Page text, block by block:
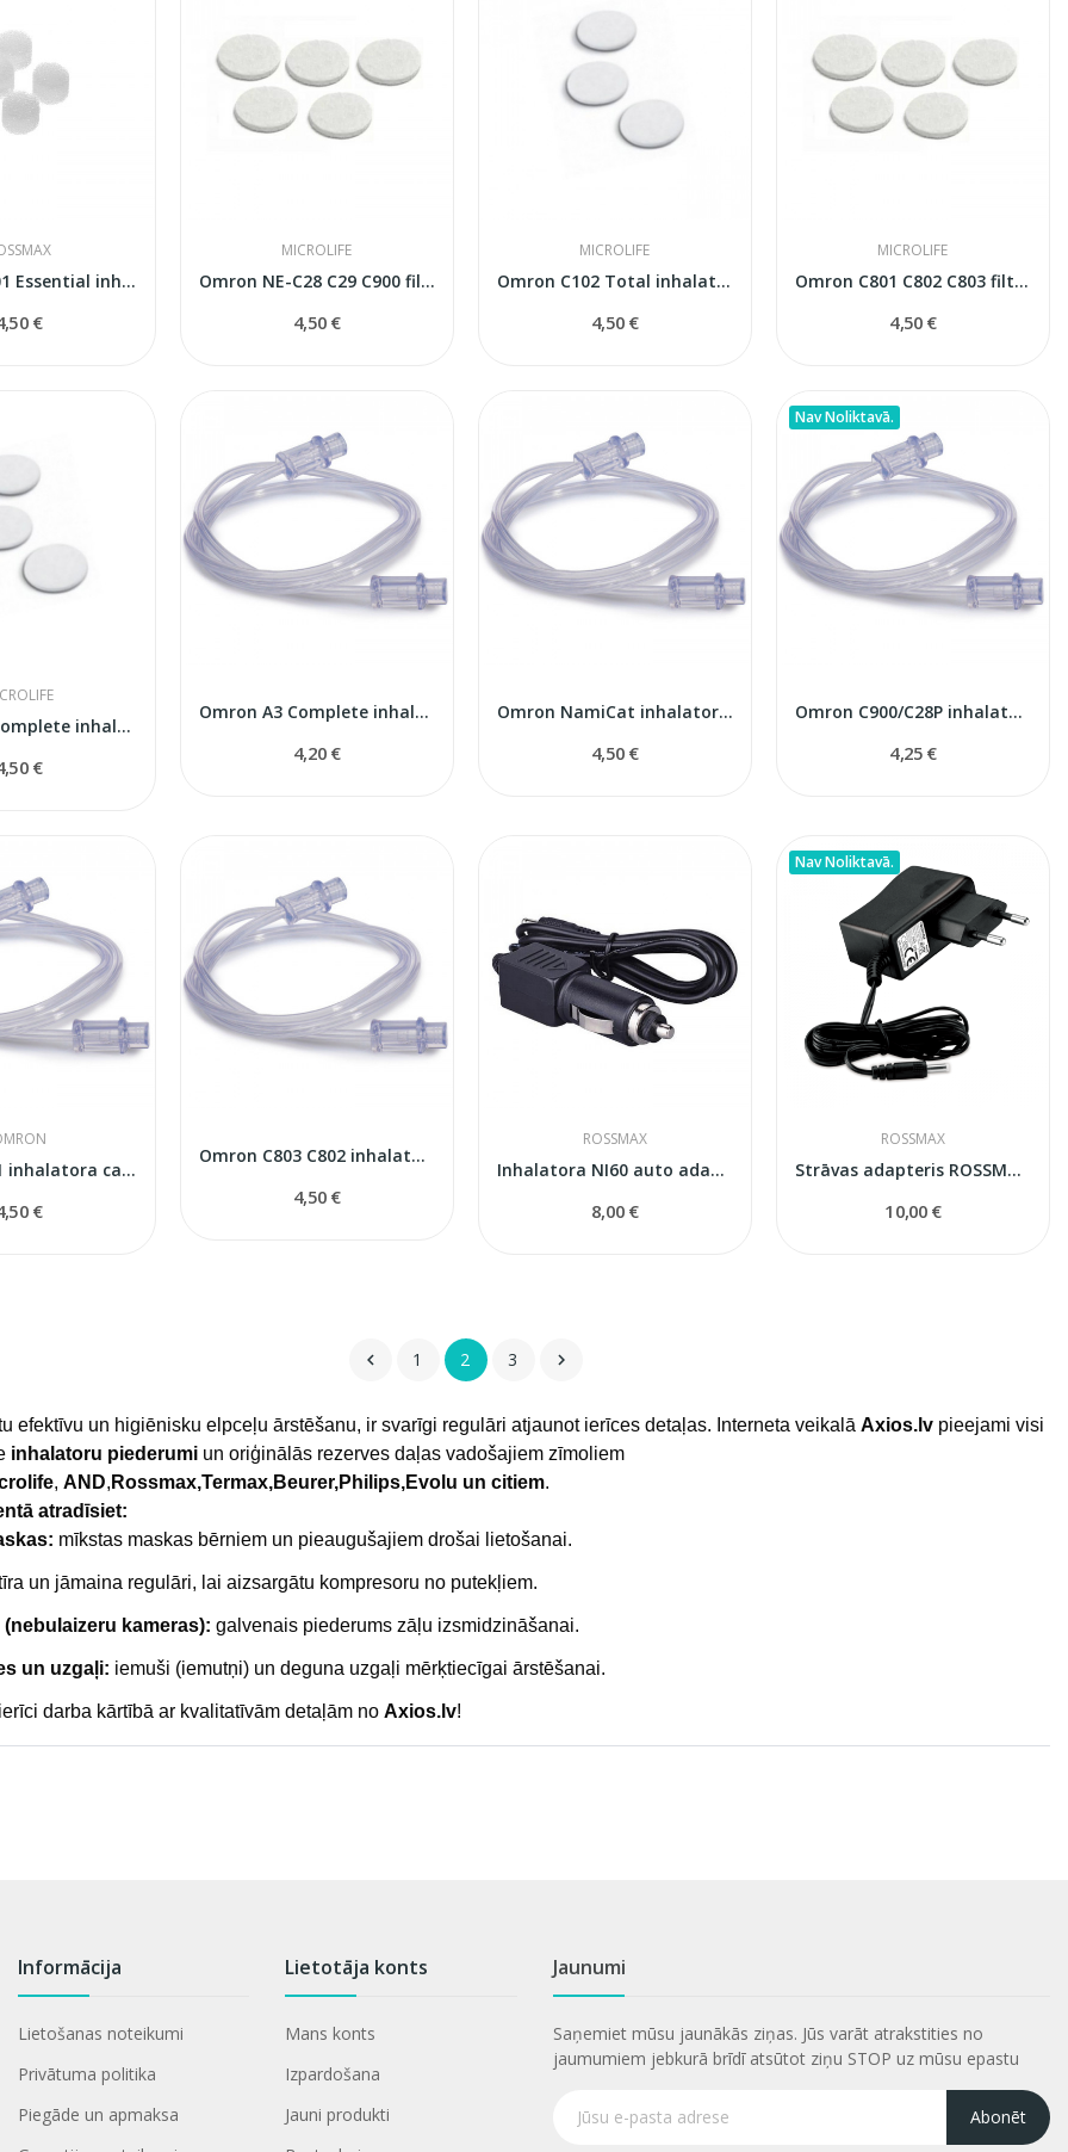
OMRON C101 Essential inhalatora filtri
€
MICROLIFE
Omron NE-C28 C29 C900 filtri inhalatoriem
4,50 €
MICROLIFE
Omron С102 Total inhalatora filtri
4,50 €
MICROLIFE
Omron C801 C802 C803 filtri inhalatoriem
4,50 €
Omron A3 Complete inhalatora filtri
€
Omron A3 Complete inhalatora caurule
4,20 €
Omron NamiCat inhalatora caurule
4,50 €
Nav Noliktavā.
Omron C900/C28P inhalatora caurule
4,25 €
Omron C801 inhalatora caurule
€
Omron С803 С802 inhalatora caurule
4,50 €
ROSSMAX
Inhalatora NI60 auto adapters
8,00 €
Nav Noliktavā.
ROSSMAX
Strāvas adapteris ROSSMAX NI60 inhalatoram
10,00 €
 1 2 3 
efektīvu un higiēnisku elpceļu ārstēšanu, ir svarīgi regulāri atjaunot ierīces detaļas. Interneta veikalā Axios.lvpieejami visi
inhalatoru piederumiun oriģinālās rezerves daļas vadošajiem zīmoliem
, AND, Rossmax,Termax,Beurer,Philips,Evolu un citiem.
atradīsiet:
mīkstas maskas bērniem un pieaugušajiem drošai lietošanai.
un jāmaina regulāri, lai aizsargātu kompresoru no putekļiem.
kameras): galvenais piederums zāļu izsmidzināšanai.
un uzgaļi: iemuši (iemutņi) un deguna uzgaļi mērķtiecīgai ārstēšanai.
darba kārtībā ar kvalitatīvām detaļām no Axios.lv!
Informācija
Lietošanas noteikumi
Privātuma politika
Piegāde un apmaksa
Lietotāja konts
Mans konts
Izpardošana
Jauni produkti
Jaunumi
Saņemiet mūsu jaunākās ziņas. Jūs varāt atrakstities no
jaumumiem jebkurā brīdī atsūtot ziņu STOP uz mūsu epastu
Abonēt